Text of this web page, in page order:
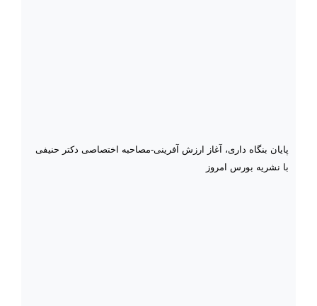
پایان بنگاه داری، آغاز ارزش آفرینی-مصاحبه اختصاصی دکتر حنیفی
با نشریه بورس امروز